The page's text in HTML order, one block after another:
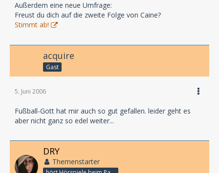
Außerdem eine neue Umfrage:
Freust du dich auf die zweite Folge von Caine?
Stimmt ab!
acquire
Gast
5. Juni 2006
Fußball-Gott hat mir auch so gut gefallen. leider geht es
aber nicht ganz so edel weiter...
DRY
Themenstarter